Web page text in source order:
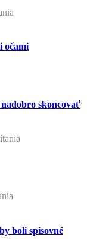
očami
skoncovať
boli spisovné